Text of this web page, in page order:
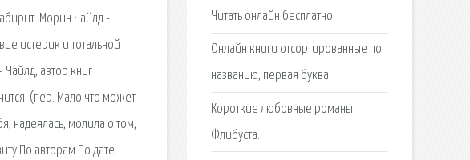
Морин Чайлд -
истерик и тотальной
автор книг
(пер. Мало что может
надеялась, молила о том,
По авторам По дате.
Читать онлайн бесплатно.
Онлайн книги отсортированные по
названию, первая буква.
Короткие любовные романы
Флибуста.